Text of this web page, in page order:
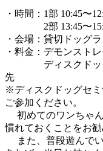
・時間：1部 10:45〜
2部 13:45〜
・会場：貸切ドッグ
・料金：デモンスト
ディスクドッグセ
先
※ディスクドッグセ
ご参加ください。
初めてのワンちゃ
慣れておくことをお勧
また、普段遊んで